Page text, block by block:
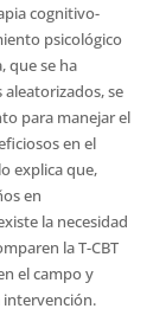
cognitivo-
psicológico
que se ha
se
para manejar el
en el
explica que,
en
la necesidad
la T-CBT
el campo y
intervención.